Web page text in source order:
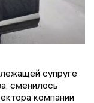
супруге
сменилось
компании